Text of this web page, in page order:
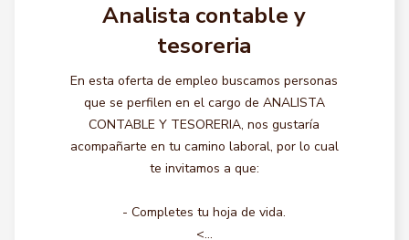
Analista contable y
tesoreria
En esta oferta de empleo buscamos personas
que se perfilen en el cargo de ANALISTA
CONTABLE Y TESORERIA, nos gustaría
acompañarte en tu camino laboral, por lo cual
te invitamos a que:
- Completes tu hoja de vida.
<...